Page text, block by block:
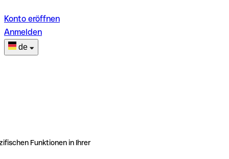
Konto eröffnen
Anmelden
de
Funktionen in Ihrer